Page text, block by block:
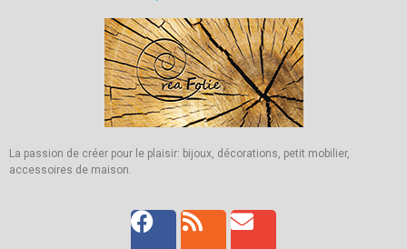
La passion de créer pour le plaisir: bijoux, décorations, petit mobilier,
accessoires de maison.